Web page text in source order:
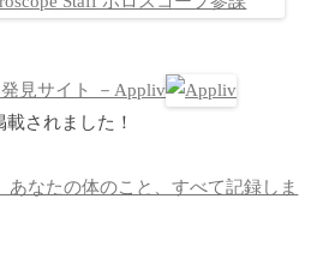
見サイト －Appliv
されました！
あなたの体のこと、すべて記録しま